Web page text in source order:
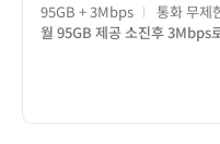
95GB + 3Mbps 통화 무제
월 95GB 제공 소진후 3Mbps